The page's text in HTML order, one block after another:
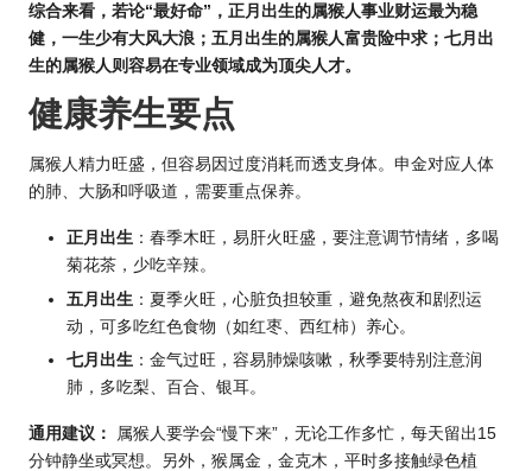
综合来看，若论“最好命”，正月出生的属猴人事业财运最为稳
健，一生少有大风大浪；五月出生的属猴人富贵险中求；七月出
生的属猴人则容易在专业领域成为顶尖人才。
健康养生要点
属猴人精力旺盛，但容易因过度消耗而透支身体。申金对应人体
的肺、大肠和呼吸道，需要重点保养。
正月出生 ：春季木旺，易肝火旺盛，要注意调节情绪，多喝
菊花茶，少吃辛辣。
五月出生 ：夏季火旺，心脏负担较重，避免熬夜和剧烈运
动，可多吃红色食物（如红枣、西红柿）养心。
七月出生 ：金气过旺，容易肺燥咳嗽，秋季要特别注意润
肺，多吃梨、百合、银耳。
通用建议：
属猴人要学会“慢下来”，无论工作多忙，每天留出15
分钟静坐或冥想。另外，猴属金，金克木，平时多接触绿色植